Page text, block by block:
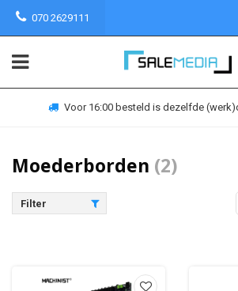
070 2629111
Voor 16:00 besteld is dezelfde
Moederborden (2)
Filter